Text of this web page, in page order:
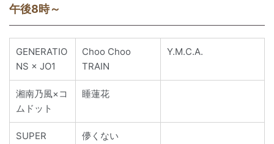
午後8時～
GENERATIO
NS × JO1
Choo Choo
TRAIN
Y.M.C.A.
湘南乃風×コ
ムドット
睡蓮花
SUPER
儚くない